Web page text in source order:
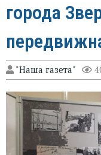
города
"Наша газета"